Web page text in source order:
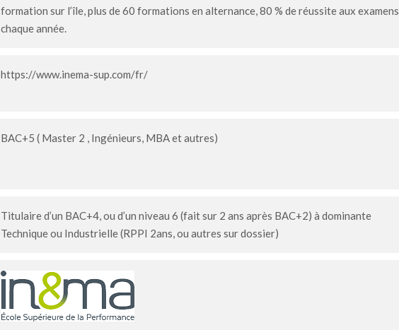
formation sur l’île, plus de 60 formations en alternance, 80 % de réussite aux examens
chaque année.
https://www.inema-sup.com/fr/
BAC+5 ( Master 2 , Ingénieurs, MBA et autres)
Titulaire d’un BAC+4, ou d’un niveau 6 (fait sur 2 ans après BAC+2) à dominante
Technique ou Industrielle (RPPI 2ans, ou autres sur dossier)